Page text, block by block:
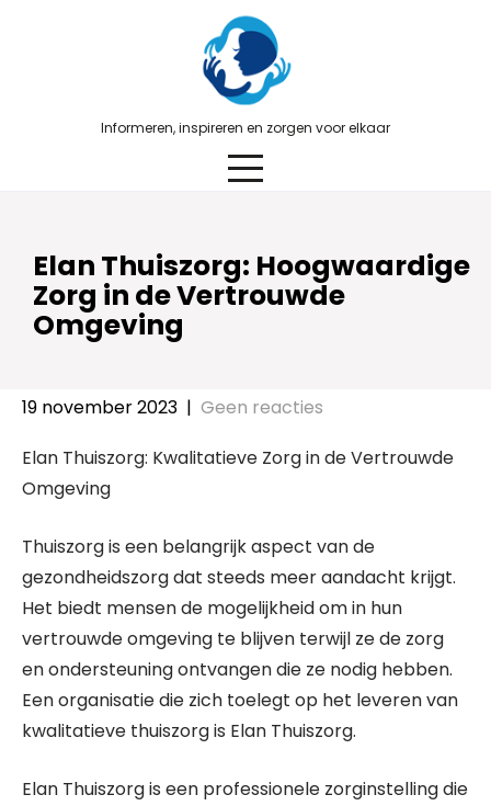
Informeren, inspireren en zorgen voor elkaar
Elan Thuiszorg: Hoogwaardige
Zorg in de Vertrouwde
Omgeving
19 november 2023 | Geen reacties
Elan Thuiszorg: Kwalitatieve Zorg in de Vertrouwde
Omgeving
Thuiszorg is een belangrijk aspect van de
gezondheidszorg dat steeds meer aandacht krijgt.
Het biedt mensen de mogelijkheid om in hun
vertrouwde omgeving te blijven terwijl ze de zorg
en ondersteuning ontvangen die ze nodig hebben.
Een organisatie die zich toelegt op het leveren van
kwalitatieve thuiszorg is Elan Thuiszorg.
Elan Thuiszorg is een professionele zorginstelling die